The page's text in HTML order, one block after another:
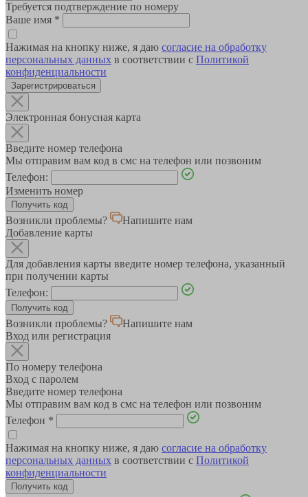
Требуется подтверждение по номеру
Ваше имя *
Нажимая на кнопку ниже, я даю согласие на обработку
персональных данных в соответствии с Политикой
конфиденциальности
Зарегистрироваться
Электронная бонусная карта
Введите номер телефона
Мы отправим вам код в смс на телефон или позвоним
Телефон:
Изменить номер
Возникли проблемы?
Напишите нам
Добавление карты
Для добавления карты введите номер телефона, указанный
при получении карты
Телефон:
Возникли проблемы?
Напишите нам
Вход или регистрация
По номеру телефона
Вход с паролем
Введите номер телефона
Мы отправим вам код в смс на телефон или позвоним
Телефон *
Нажимая на кнопку ниже, я даю согласие на обработку
персональных данных в соответствии с Политикой
конфиденциальности